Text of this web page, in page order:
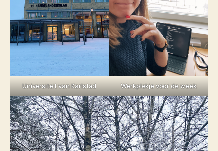
Universiteit van Karlstad Werkplekje voor de week